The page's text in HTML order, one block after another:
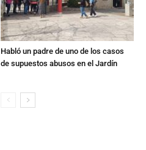
Habló un padre de uno de los casos
de supuestos abusos en el Jardín